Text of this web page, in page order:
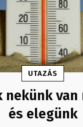
UTAZÁS
nekünk
és elegünk